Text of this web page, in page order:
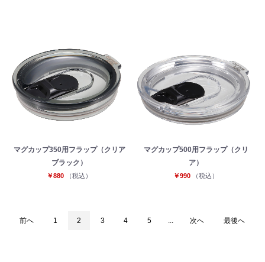
マグカップ350用フラップ（クリア
ブラック）
￥880 （税込）
マグカップ500用フラップ（クリ
ア）
￥990 （税込）
前へ 1 2 3 4 5 次へ 最後へ